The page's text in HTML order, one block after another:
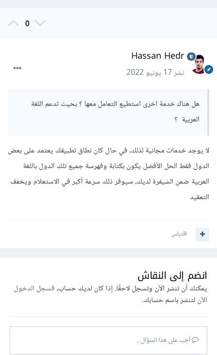
}
translations
data iso2 ][ city
]);
//..
تضمين أسماء البلدان والمدن كبيانات مكتوبة ضمن الشيفرة لديك،
وتوكيلها إلى خدمة تعتمد مبدأ الطلب عند الحاجة، لذلك الأفضل أن
توفر الخدمة دعمًا للغات المتعددة
0
Hassan Hedr
نشر17 يونيو 2022
هل هناك خدمة اخرى استطيع التعامل معها ؟ بحيث تدعم اللغة
العربية ؟
لا يوجد خدمات مجانية لذلك، في حال كان نطاق تطبيقك يعتمد على بعض
الدول فقط الحل الأفضل يكون بكتابة وفهرسة جميع تلك الدول باللغة
العربية ضمن الشيفرة لديك، سيوفر ذلك سرعة أكبر في الاستعلام ويخفف
التعقيد
اقتباس
انضم إلى النقاش
يمكنك أن تنشر الآن وتسجل لاحقًا. إذا كان لديك حساب،فسجل الدخول
الآنلتنشر باسم حسابك.
أجب على هذا السؤال...